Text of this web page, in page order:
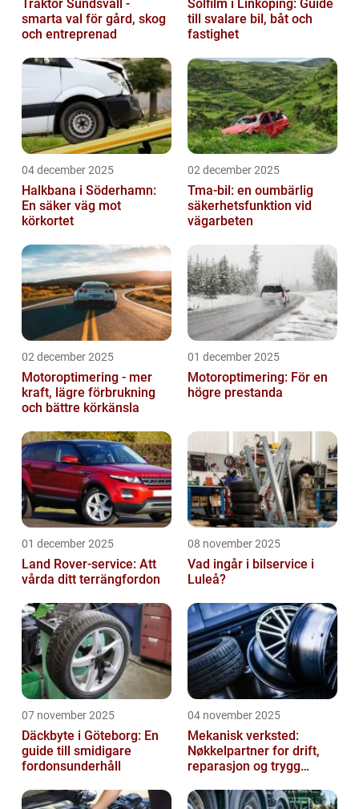
Traktor Sundsvall -
smarta val för gård, skog
och entreprenad
Solfilm i Linköping: Guide
till svalare bil, båt och
fastighet
04 december 2025
Halkbana i Söderhamn:
En säker väg mot
körkortet
02 december 2025
Tma-bil: en oumbärlig
säkerhetsfunktion vid
vägarbeten
02 december 2025
Motoroptimering - mer
kraft, lägre förbrukning
och bättre körkänsla
01 december 2025
Motoroptimering: För en
högre prestanda
01 december 2025
Land Rover-service: Att
vårda ditt terrängfordon
08 november 2025
Vad ingår i bilservice i
Luleå?
07 november 2025
Däckbyte i Göteborg: En
guide till smidigare
fordonsunderhåll
04 november 2025
Mekanisk verksted:
Nøkkelpartner for drift,
reparasjon og trygg